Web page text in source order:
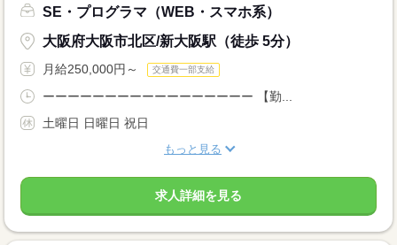
SE・プログラマ（WEB・スマホ系）
大阪府大阪市北区/新大阪駅（徒歩 5分）
月給250,000円～ 交通費一部支給
ーーーーーーーーーーーーーーーーー 【勤...
土曜日 日曜日 祝日
もっと見る
求人詳細を見る